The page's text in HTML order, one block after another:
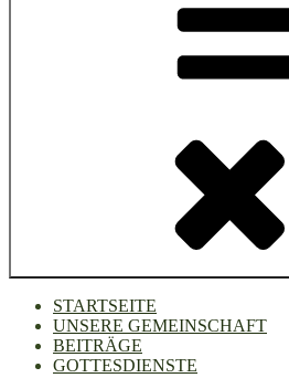
STARTSEITE
UNSERE GEMEINSCHAFT
BEITRÄGE
GOTTESDIENSTE